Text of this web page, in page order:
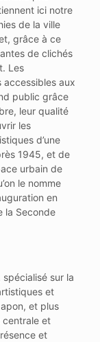
ici notre
de la ville
grâce à ce
de clichés
Les
accessibles aux
public grâce
leur qualité
les
d’une
1945, et de
urbain de
le nomme
en
la Seconde
spécialisé sur la
et
et plus
centrale et
et